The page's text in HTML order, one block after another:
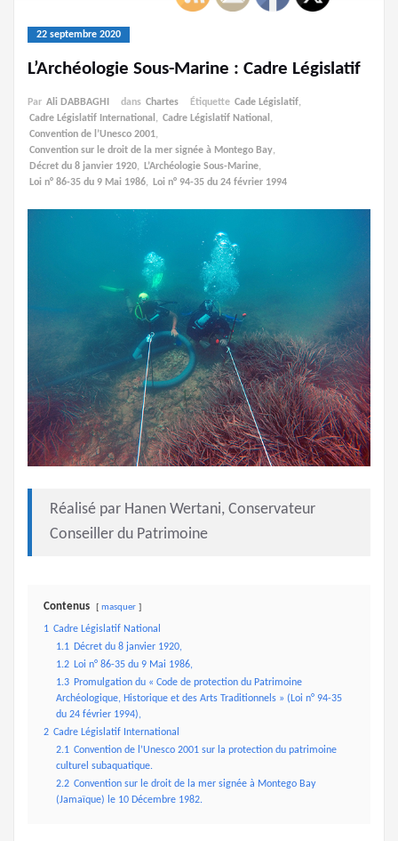
22 septembre 2020
L’Archéologie Sous-Marine : Cadre Législatif
Par Ali DABBAGHI dans Chartes Étiquette Cade Législatif,
Cadre Législatif International , Cadre Législatif National ,
Convention de l’Unesco 2001,
Convention sur le droit de la mer signée à Montego Bay,
Décret du 8 janvier 1920, L’Archéologie Sous-Marine,
Loi n° 86-35 du 9 Mai 1986, Loi n° 94-35 du 24 février 1994
Réalisé par Hanen Wertani, Conservateur
Conseiller du Patrimoine
Contenus masquer
1 Cadre Législatif National
1.1 Décret du 8 janvier 1920,
1.2 Loi n° 86-35 du 9 Mai 1986,
1.3 Promulgation du « Code de protection du Patrimoine
Archéologique, Historique et des Arts Traditionnels » (Loi n° 94-35
du 24 février 1994),
2 Cadre Législatif International
2.1 Convention de l’Unesco 2001 sur la protection du patrimoine
culturel subaquatique.
2.2 Convention sur le droit de la mer signée à Montego Bay
(Jamaïque) le 10 Décembre 1982.